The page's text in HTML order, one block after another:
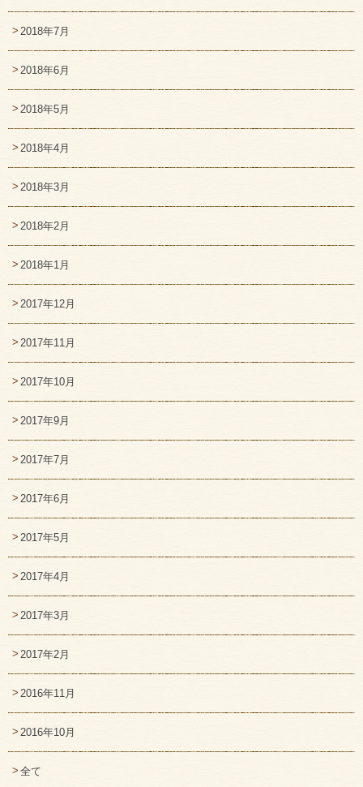
2018年7月
2018年6月
2018年5月
2018年4月
2018年3月
2018年2月
2018年1月
2017年12月
2017年11月
2017年10月
2017年9月
2017年7月
2017年6月
2017年5月
2017年4月
2017年3月
2017年2月
2016年11月
2016年10月
全て